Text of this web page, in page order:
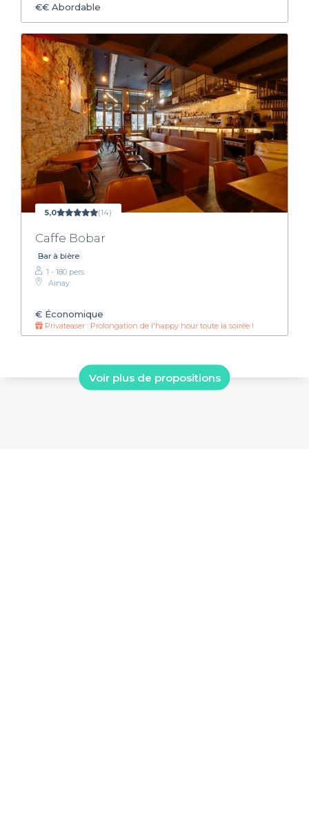
€€ Abordable
5,0 (14)
Caffe Bobar
Bar à bière
1 - 180 pers.
Ainay
€ Économique
Privateaser : Prolongation de l'happy hour toute la soirée !
Voir plus de propositions